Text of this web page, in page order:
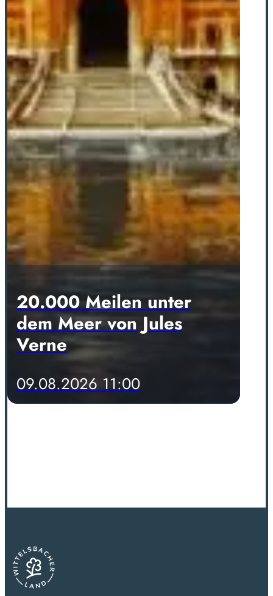
20.000 Meilen unter
dem Meer von Jules
Verne
09.08.2026 11:00